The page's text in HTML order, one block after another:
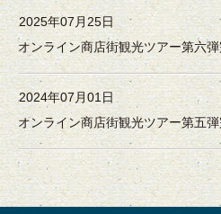
2025年07月25日
オンライン商店街観光ツアー第六
2024年07月01日
オンライン商店街観光ツアー第五